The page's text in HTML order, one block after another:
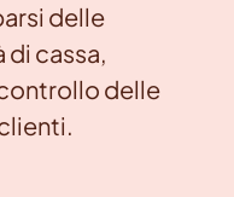
delle
cassa,
delle